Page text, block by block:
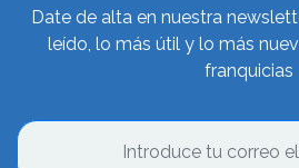
Date de alta en nuestra
leído, lo más útil y lo más
franquicias